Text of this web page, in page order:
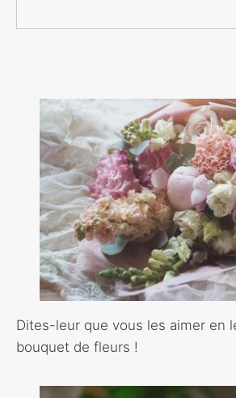
Dites-leur que vous les aimer en
bouquet de fleurs !